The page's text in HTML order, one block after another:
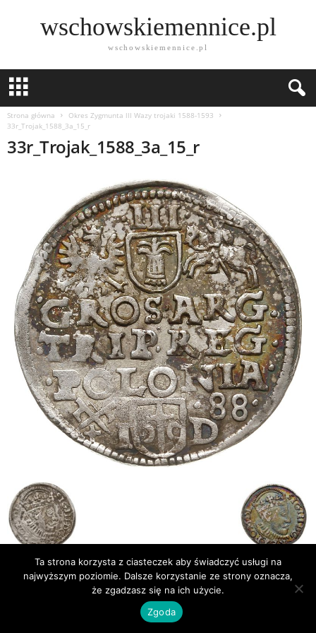
wschowskiemennice.pl
wschowskiemennice.pl
Strona główna
Okres Zygmunta lll Wazy trojaki 1588-1593
33r_Trojak_1588_3a_15_r
33r_Trojak_1588_3a_15_r
Bibliografia
© Newsmag WordPress Theme by TagDiv
Ta strona korzysta z ciasteczek aby świadczyć usługi na
najwyższym poziomie. Dalsze korzystanie ze strony oznacza,
że zgadzasz się na ich użycie.
Zgoda